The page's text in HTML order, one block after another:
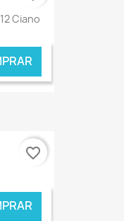
Ciano
favorite_border